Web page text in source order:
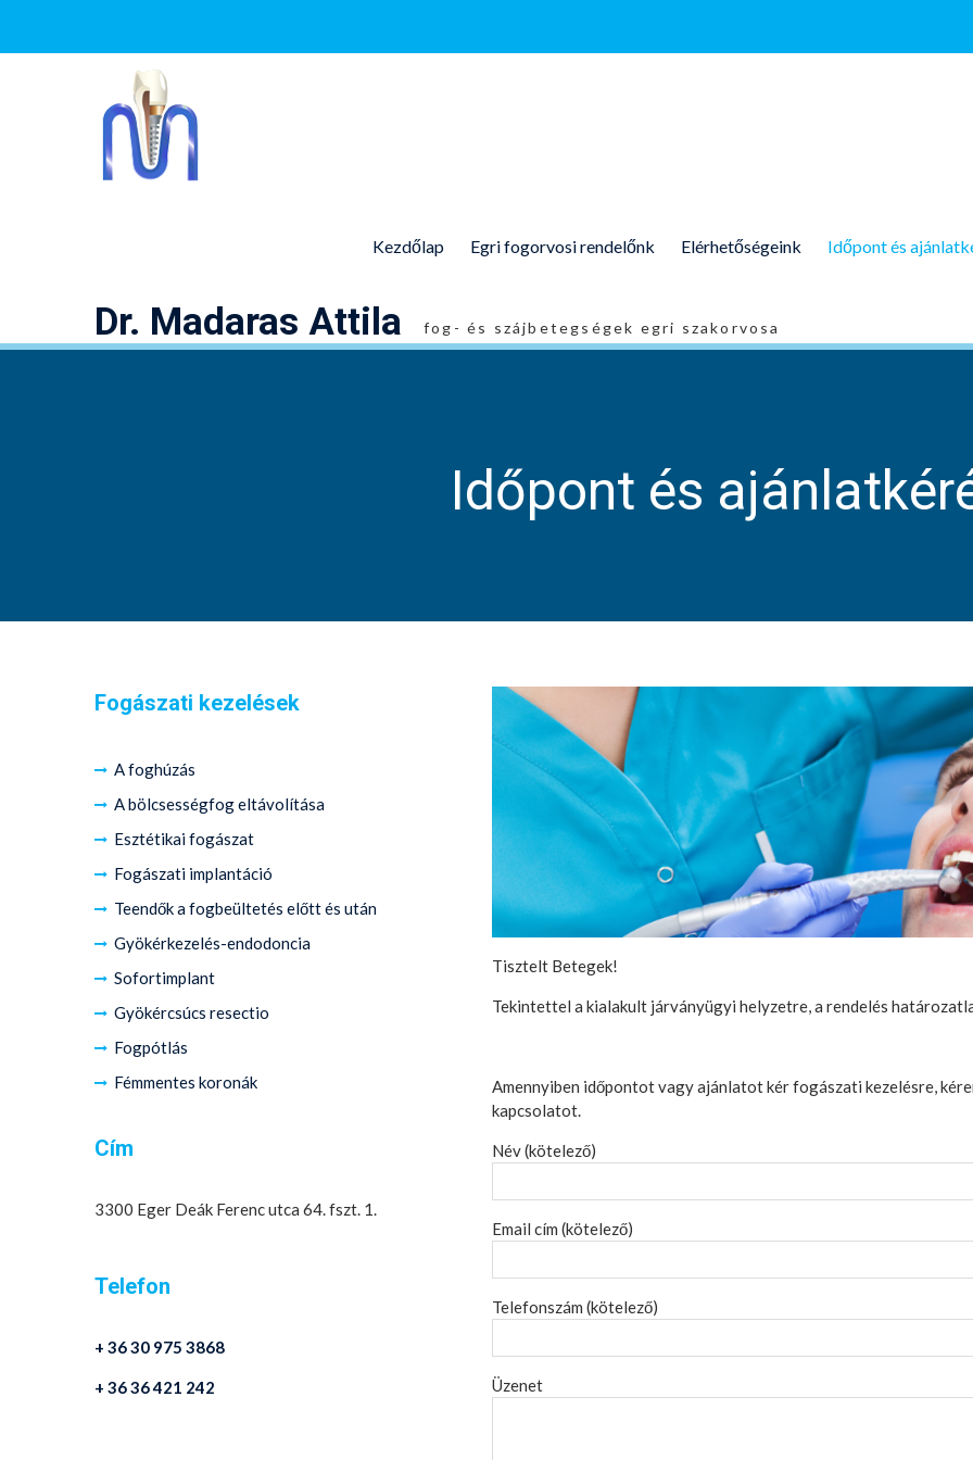
content
Kezdőlap Egri fogorvosi rendelőnk Elérhetőségeink Időpont és
Dr. Madaras Attila fog- és szájbetegségek egri szakorvosa
Időpont és
Tisztelt Betegek!
Tekintettel a kialakult járványügyi helyzetre, a rendelés
Amennyiben időpontot vagy ajánlatot kér fogászati kezelésre,
kapcsolatot.
Név (kötelező)
Email cím (kötelező)
Telefonszám (kötelező)
Üzenet
Fogászati kezelések
A foghúzás
A bölcsességfog eltávolítása
Esztétikai fogászat
Fogászati implantáció
Teendők a fogbeültetés előtt és után
Gyökérkezelés-endodoncia
Sofortimplant
Gyökércsúcs resectio
Fogpótlás
Fémmentes koronák
Cím
3300 Eger Deák Ferenc utca 64. fszt. 1.
Telefon
+ 36 30 975 3868
+ 36 36 421 242